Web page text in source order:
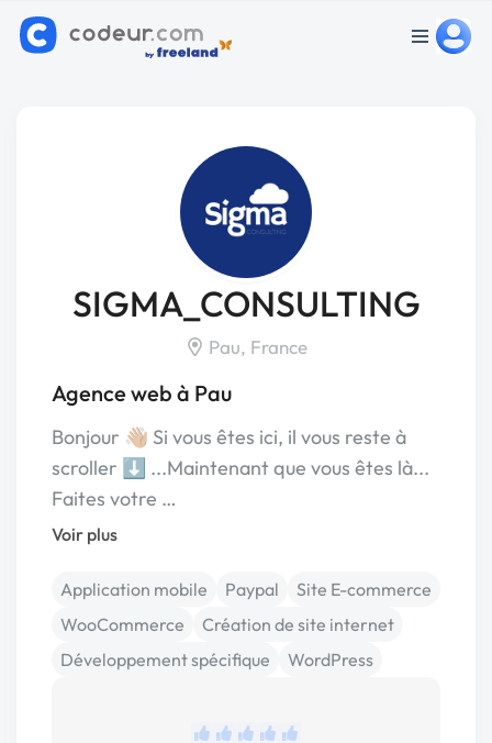
SIGMA_CONSULTING
Pau, France
Agence web à Pau
Bonjour 👋🏼 Si vous êtes ici, il vous reste à
scroller ⬇️ ...Maintenant que vous êtes là...
Faites votre …
Voir plus
Application mobile Paypal
Site E-commerce
WooCommerce
Création de site internet
Développement spécifique
WordPress